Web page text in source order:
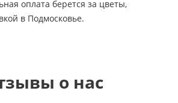
оплата берется за цветы,
в Подмосковье.
о нас